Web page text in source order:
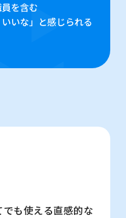
を含む
いな」と感じられる
も使える直感的な